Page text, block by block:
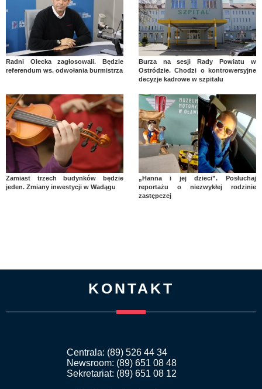
Radni Olecka zagłosowali. Będzie
referendum ws. odwołania burmistrza
Burza na sesji Rady Powiatu w
Ostródzie. Chodzi o kontrowersyjne
decyzje kadrowe w szpitalu
Zamiast trzech budynków będzie
jeden. Zmiany inwestycji w Wadągu
„Hanna i jej dzieci”. Posłuchaj
reportażu o niezwykłej rodzinie
zastępczej
KONTAKT
Centrala: (89) 526 44 34
Newsroom: (89) 651 08 48
Sekretariat: (89) 651 08 12